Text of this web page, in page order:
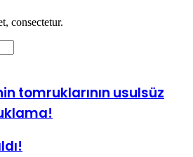
consectetur.
tomruklarının usulsüz